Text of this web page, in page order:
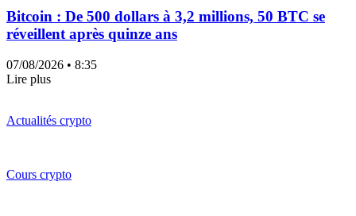
Bitcoin : De 500 dollars à 3,2 millions, 50 BTC se
réveillent après quinze ans
07/08/2026 • 8:35
Lire plus
Actualités crypto
Cours crypto